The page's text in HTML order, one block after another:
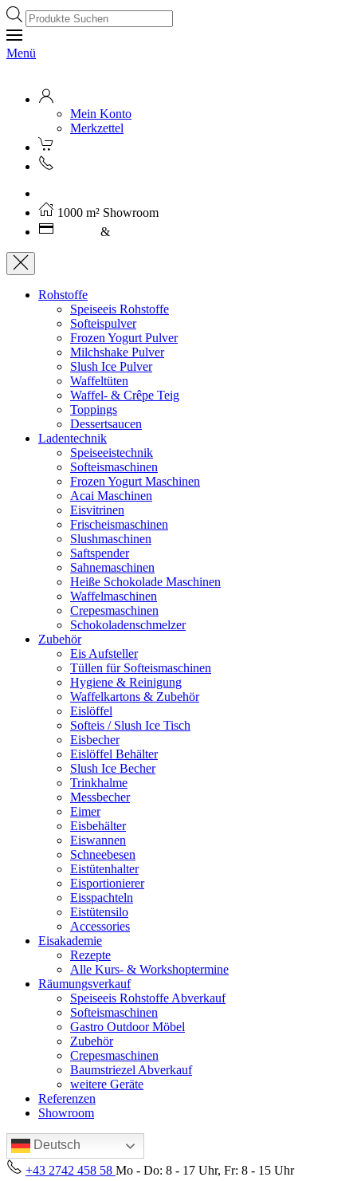
Products
search
Menü
Mein Konto
Merkzettel
1000 m² Showroom
&
Rohstoffe
Speiseeis Rohstoffe
Softeispulver
Frozen Yogurt Pulver
Milchshake Pulver
Slush Ice Pulver
Waffeltüten
Waffel- & Crêpe Teig
Toppings
Dessertsaucen
Ladentechnik
Speiseeistechnik
Softeismaschinen
Frozen Yogurt Maschinen
Acai Maschinen
Eisvitrinen
Frischeismaschinen
Slushmaschinen
Saftspender
Sahnemaschinen
Heiße Schokolade Maschinen
Waffelmaschinen
Crepesmaschinen
Schokoladenschmelzer
Zubehör
Eis Aufsteller
Tüllen für Softeismaschinen
Hygiene & Reinigung
Waffelkartons & Zubehör
Eislöffel
Softeis / Slush Ice Tisch
Eisbecher
Eislöffel Behälter
Slush Ice Becher
Trinkhalme
Messbecher
Eimer
Eisbehälter
Eiswannen
Schneebesen
Eistütenhalter
Eisportionierer
Eisspachteln
Eistütensilo
Accessories
Eisakademie
Rezepte
Alle Kurs- & Workshoptermine
Räumungsverkauf
Speiseeis Rohstoffe Abverkauf
Softeismaschinen
Gastro Outdoor Möbel
Zubehör
Crepesmaschinen
Baumstriezel Abverkauf
weitere Geräte
Referenzen
Showroom
Deutsch
+43 2742 458 58 Mo - Do: 8 - 17 Uhr, Fr: 8 - 15 Uhr